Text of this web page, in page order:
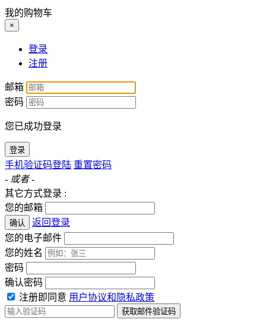
我的购物车
×
登录
注册
邮箱
密码
您已成功登录
登录
手机验证码登陆 重置密码
- 或者 -
其它方式登录 :
您的邮箱
确认
返回登录
您的电子邮件
您的姓名
密码
确认密码
注册即同意 用户协议和隐私政策
获取邮件验证码